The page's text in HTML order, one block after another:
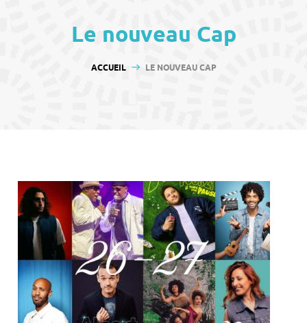
Le nouveau Cap
VOUS ÊTES ICI :
ACCUEIL LE NOUVEAU CAP